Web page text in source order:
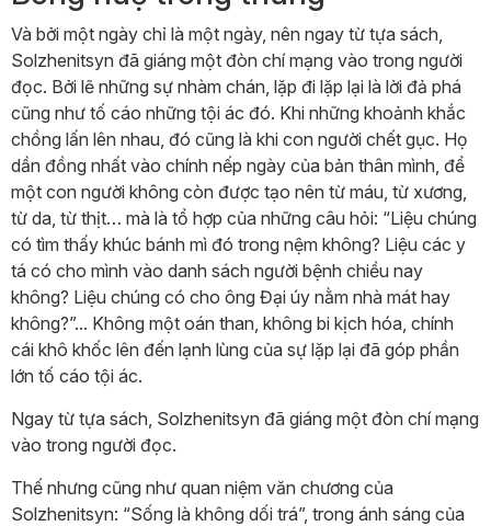
Và bởi một ngày chỉ là một ngày, nên ngay từ tựa sách,
Solzhenitsyn đã giáng một đòn chí mạng vào trong người
đọc. Bởi lẽ những sự nhàm chán, lặp đi lặp lại là lời đả phá
cũng như tố cáo những tội ác đó. Khi những khoảnh khắc
chồng lấn lên nhau, đó cũng là khi con người chết gục. Họ
dần đồng nhất vào chính nếp ngày của bản thân mình, để
một con người không còn được tạo nên từ máu, từ xương,
từ da, từ thịt… mà là tổ hợp của những câu hỏi: “Liệu chúng
có tìm thấy khúc bánh mì đó trong nệm không? Liệu các y
tá có cho mình vào danh sách người bệnh chiều nay
không? Liệu chúng có cho ông Đại úy nằm nhà mát hay
không?”... Không một oán than, không bi kịch hóa, chính
cái khô khốc lên đến lạnh lùng của sự lặp lại đã góp phần
lớn tố cáo tội ác.
Ngay từ tựa sách, Solzhenitsyn đã giáng một đòn chí mạng
vào trong người đọc.
Thế nhưng cũng như quan niệm văn chương của
Solzhenitsyn: “Sống là không dối trá”, trong ánh sáng của